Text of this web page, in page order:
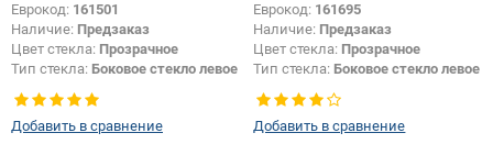
Еврокод: 161501
Наличие: Предзаказ
Цвет стекла: Прозрачное
Тип стекла: Боковое стекло левое
Добавить в сравнение
Еврокод: 161695
Наличие: Предзаказ
Цвет стекла: Прозрачное
Тип стекла: Боковое стекло левое
Добавить в сравнение